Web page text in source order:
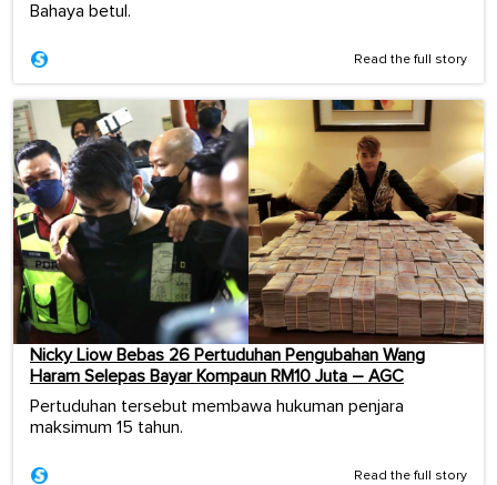
Bahaya betul.
Read the full story
Nicky Liow Bebas 26 Pertuduhan Pengubahan Wang
Haram Selepas Bayar Kompaun RM10 Juta – AGC
Pertuduhan tersebut membawa hukuman penjara
maksimum 15 tahun.
Read the full story